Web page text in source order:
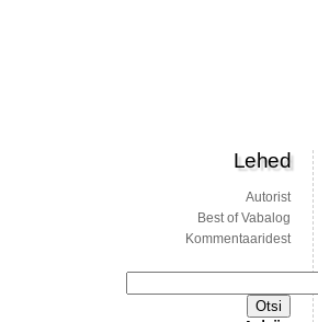
Lehed
Autorist
Best of Vabalog
Kommentaaridest